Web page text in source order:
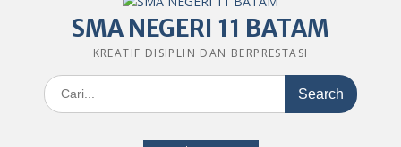
SMA NEGERI 11 BATAM
KREATIF DISIPLIN DAN BERPRESTASI
Search
for: